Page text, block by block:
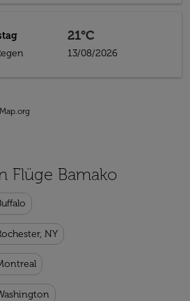
21°C
13/08/2026
Flüge Bamako
NY